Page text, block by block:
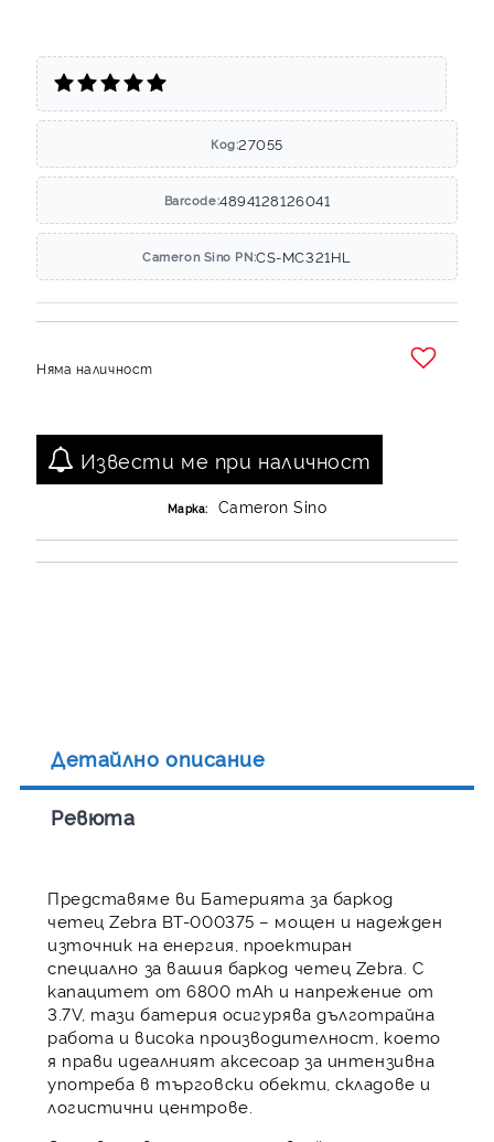
Код:27055
Barcode:4894128126041
Cameron Sino PN:CS-MC321HL
Няма наличност
Извести ме при наличност
Марка: Cameron Sino
Детайлно описание
Ревюта
Представяме ви Батерията за баркод
четец Zebra BT-000375 – мощен и надежден
източник на енергия, проектиран
специално за вашия баркод четец Zebra. С
капацитет от 6800 mAh и напрежение от
3.7V, тази батерия осигурява дълготрайна
работа и висока производителност, което
я прави идеалният аксесоар за интензивна
употреба в търговски обекти, складове и
логистични центрове.